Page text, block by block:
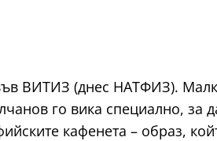
ВИТИЗ (днес НАТФИЗ).
го вика специално, за
кафенета – образ,